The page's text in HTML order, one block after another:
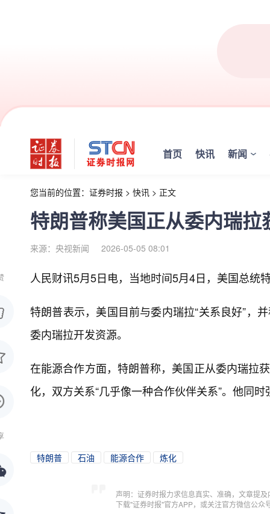
首页 快讯 新闻
您当前的位置： 证券时报 > 快讯 > 正文
特朗普称美国正从委内瑞拉
来源：央视新闻 2026-05-05 08:01
人民财讯5月5日电， 当地时间5月4日，美国总统
特朗普表示，美国目前与委内瑞拉“关系良好”，
委内瑞拉开发资源。
在能源合作方面，特朗普称，美国正从委内瑞拉
化，双方关系“几乎像一种合作伙伴关系”。他同
特朗普 石油 能源合作 炼化
声明：证券时报力求信息真实、准确，文章提
下载"证券时报"官方APP，或关注官方微信公